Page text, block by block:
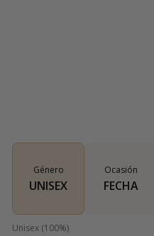
Género
UNISEX
Ocasión
FECHA
Unisex (100%)